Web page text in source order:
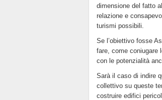
dimensione del fatto
relazione e
turismi possibili.
Se l’obiettivo fosse
fare, come coniugare
con le potenzialità
Sarà il caso di indire
collettivo su queste
costruire edifici